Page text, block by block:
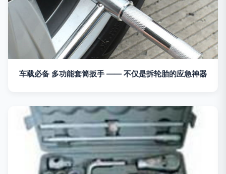
车载必备 多功能套筒扳手 —— 不仅是拆轮胎的应急神器